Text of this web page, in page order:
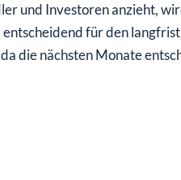
und Investoren anzieht,
für den
die nächsten Monate